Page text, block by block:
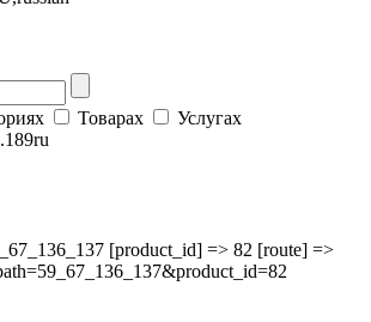
Товарах
Услугах
ru
[product_id] => 82 [route] =>